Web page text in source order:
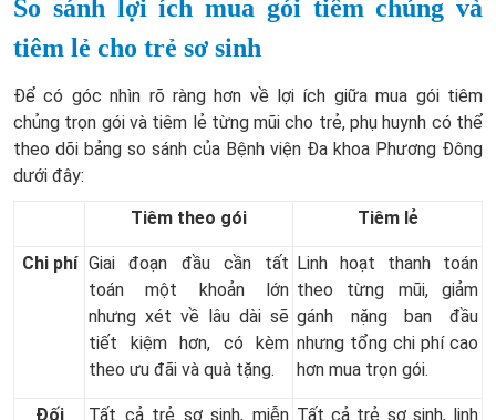
So sánh lợi ích mua gói tiêm chủng và
tiêm lẻ cho trẻ sơ sinh
Để có góc nhìn rõ ràng hơn về lợi ích giữa mua gói tiêm
chủng trọn gói và tiêm lẻ từng mũi cho trẻ, phụ huynh có thể
theo dõi bảng so sánh của Bệnh viện Đa khoa Phương Đông
dưới đây:
Tiêm theo gói
Tiêm lẻ
Chi phí Giai đoạn đầu cần tất
toán một khoản lớn
nhưng xét về lâu dài sẽ
tiết kiệm hơn, có kèm
theo ưu đãi và quà tặng.
Linh hoạt thanh toán
theo từng mũi, giảm
gánh nặng ban đầu
nhưng tổng chi phí cao
hơn mua trọn gói.
Đối
Tất cả trẻ sơ sinh, miễn Tất cả trẻ sơ sinh, linh